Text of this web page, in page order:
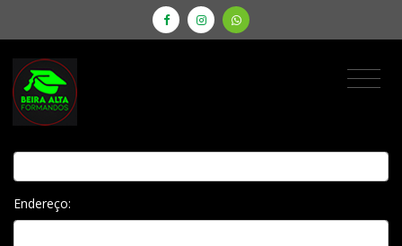
Envie sua mensagem ou pedido. Estamos à disposição para
Nome:
Endereço: